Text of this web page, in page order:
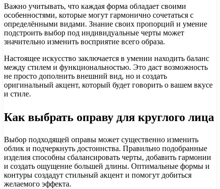
Важно учитывать, что каждая форма обладает своими
особенностями, которые могут гармонично сочетаться с
определёнными видами. Знание своих пропорций и умение
подстроить выбор под индивидуальные черты может
значительно изменить восприятие всего образа.
Настоящее искусство заключается в умении находить баланс
между стилем и функциональностью. Это даст возможность
не просто дополнить внешний вид, но и создать
оригинальный акцент, который будет говорить о вашем вкусе
и стиле.
Как выбрать оправу для круглого лица
Выбор подходящей оправы может существенно изменить
облик и подчеркнуть достоинства. Правильно подобранные
изделия способны сбалансировать черты, добавить гармонии
и создать ощущение большей длины. Оптимальные формы и
контуры создадут стильный акцент и помогут добиться
желаемого эффекта.